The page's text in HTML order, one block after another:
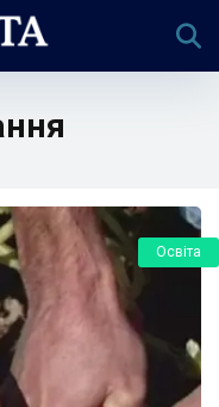
Освіта